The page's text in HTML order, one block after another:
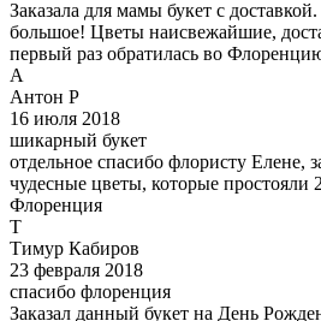
Заказала для мамы букет с
большое! Цветы наисвежайшие,
первый раз обратилась во
А
Антон Р
16 июля 2018
шикарный букет
отдельное спасибо флористу Елене,
чудесные цветы, которые простояли
Флоренция
Т
Тимур Кабиров
23 февраля 2018
спасибо флоренция
Заказал данный букет на День